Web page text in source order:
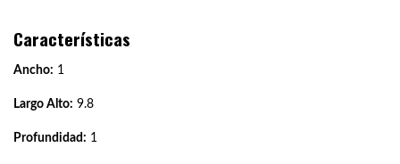
Características
Ancho: 1
Largo Alto: 9.8
Profundidad: 1